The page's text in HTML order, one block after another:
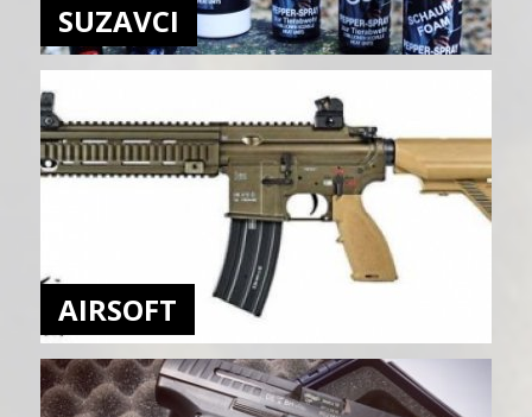
SUZAVCI
AIRSOFT